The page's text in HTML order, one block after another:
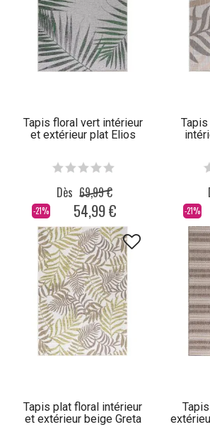
Tapis floral vert intérieur
et extérieur plat Elios
-21%
Dès 69,99 €
54,99 € -21%
Tapis plat floral intérieur
et extérieur beige Greta